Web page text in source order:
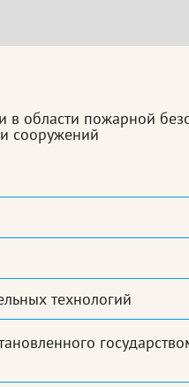
области пожарной
сооружений
технологий